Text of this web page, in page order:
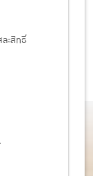
ะสิทธิ์